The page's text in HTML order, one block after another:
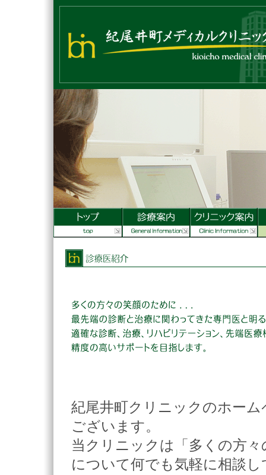
紀尾井町クリニックのホー
ございます。
当クリニックは「多くの方
について何でも気軽に相談